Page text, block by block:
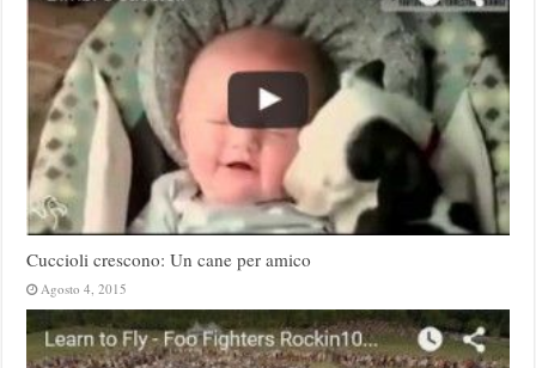
Cuccioli crescono: Un cane per amico
Agosto 4, 2015